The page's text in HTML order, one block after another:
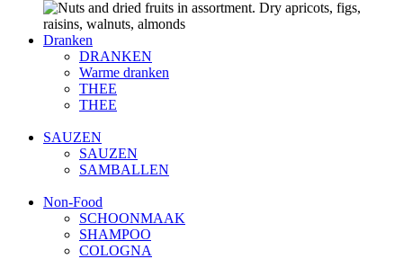
Dranken
DRANKEN
Warme dranken
THEE
THEE
SAUZEN
SAUZEN
SAMBALLEN
Non-Food
SCHOONMAAK
SHAMPOO
COLOGNA